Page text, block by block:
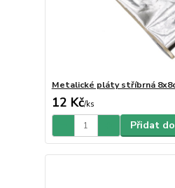
Metalické pláty stříbrná
12 Kč/ks
Přidat